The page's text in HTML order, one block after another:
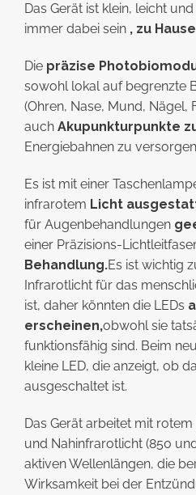
Das Gerät ist klein, leicht
immer dabei sein , zu
Die präzise
sowohl lokal auf begrenzte
(Ohren, Nase, Mund, Nägel,
auch Akupunkturpunkte
Energiebahnen zu
Es ist mit einer
infrarotem Licht
für Augenbehandlungen
einer Präzisions-
Behandlung.Es ist wichtig
Infrarotlicht für das
ist, daher könnten die LEDs
erscheinen,obwohl sie
funktionsfähig sind. Beim
kleine LED, die anzeigt, ob
ausgeschaltet ist.
Das Gerät arbeitet mit
und Nahinfrarotlicht (850
aktiven Wellenlängen, die
Wirksamkeit bei der